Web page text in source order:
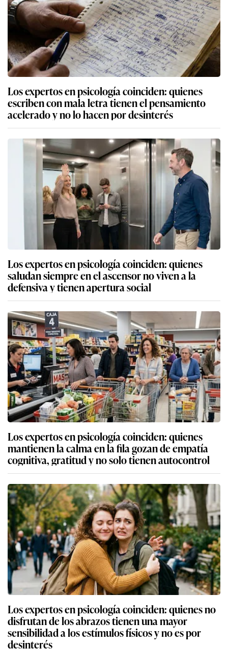
Los expertos en psicología coinciden: quienes
escriben con mala letra tienen el pensamiento
acelerado y no lo hacen por desinterés
Los expertos en psicología coinciden: quienes
saludan siempre en el ascensor no viven a la
defensiva y tienen apertura social
Los expertos en psicología coinciden: quienes
mantienen la calma en la fila gozan de empatía
cognitiva, gratitud y no solo tienen autocontrol
Los expertos en psicología coinciden: quienes no
disfrutan de los abrazos tienen una mayor
sensibilidad a los estímulos físicos y no es por
desinterés